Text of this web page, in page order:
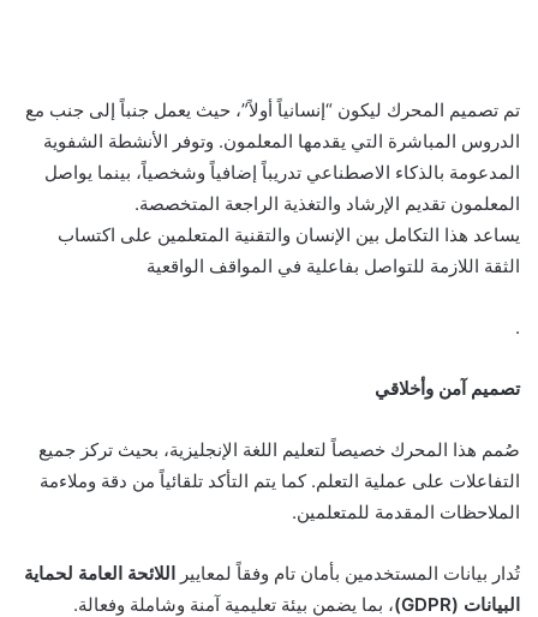
تم تصميم المحرك ليكون “إنسانياً أولاً”، حيث يعمل جنباً إلى جنب مع
الدروس المباشرة التي يقدمها المعلمون. وتوفر الأنشطة الشفوية
المدعومة بالذكاء الاصطناعي تدريباً إضافياً وشخصياً، بينما يواصل
المعلمون تقديم الإرشاد والتغذية الراجعة المتخصصة.
يساعد هذا التكامل بين الإنسان والتقنية المتعلمين على اكتساب
الثقة اللازمة للتواصل بفاعلية في المواقف الواقعية
.
تصميم آمن وأخلاقي
صُمم هذا المحرك خصيصاً لتعليم اللغة الإنجليزية، بحيث تركز جميع
التفاعلات على عملية التعلم. كما يتم التأكد تلقائياً من دقة وملاءمة
الملاحظات المقدمة للمتعلمين.
تُدار بيانات المستخدمين بأمان تام وفقاً لمعايير اللائحة العامة لحماية
البيانات (GDPR) ، بما يضمن بيئة تعليمية آمنة وشاملة وفعالة.